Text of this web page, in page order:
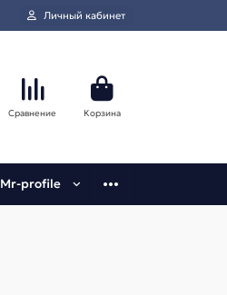
Личный кабинет
Сравнение Корзина
Mr-profile